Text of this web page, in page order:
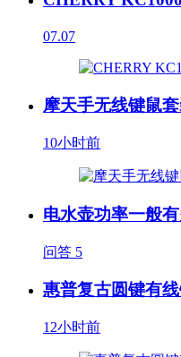
07.07
摩天手无线键鼠
10小时前
电水壶功率一般
问答 5
惠普复古圆键有
12小时前